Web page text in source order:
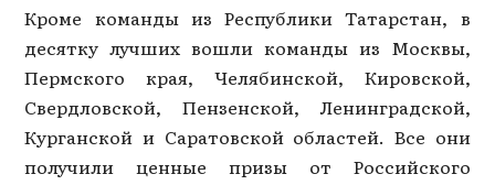
Кроме команды из Республики Татарстан, в
десятку лучших вошли команды из Москвы,
Пермского края, Челябинской, Кировской,
Свердловской, Пензенской, Ленинградской,
Курганской и Саратовской областей. Все они
получили ценные призы от Российского